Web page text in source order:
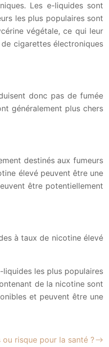
Les e-liquides sont
les plus populaires sont
végétale, ce qui leur
cigarettes électroniques
donc pas de fumée
généralement plus chers
destinés aux fumeurs
élevé peuvent être une
être potentiellement
à taux de nicotine élevé
les plus populaires
de la nicotine sont
et peuvent être une
ou risque pour la santé ?